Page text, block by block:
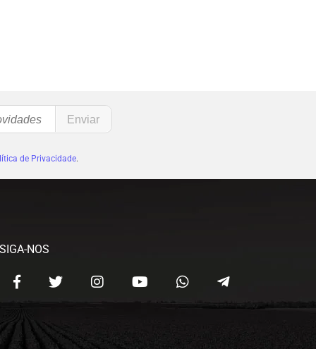
de Privacidade.
SIGA-NOS